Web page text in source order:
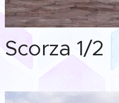
Scorza 1/2